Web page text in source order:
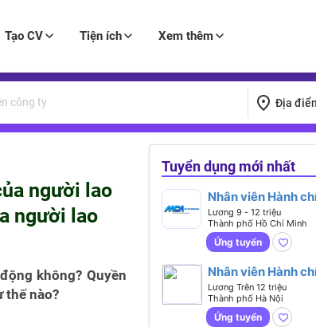
Tạo CV Tiện ích Xem thêm
Địa
người lao
người lao
không? Quyền
thế nào?
Tuyển dụng mới nhất
Nhân viên Hành
Nhân sự (Kinh
Từ 1 Năm - Làm
Tại HCM)
Lương 9 - 12 triệu
Thành phố Hồ Chí Minh
Ứng tuyển
Nhân viên Hành
Nhân sự (Lương 12
Triệu - Hà Đông, Hà
Nội)
Lương Trên 12 triệu
Thành phố Hà Nội
Ứng tuyển